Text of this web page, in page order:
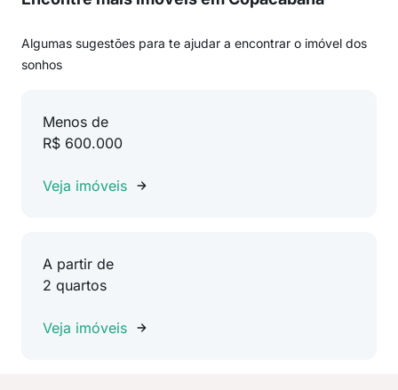
Algumas sugestões para te ajudar a encontrar o imóvel dos
sonhos
Menos de
R$ 600.000
Veja imóveis
A partir de
2 quartos
Veja imóveis